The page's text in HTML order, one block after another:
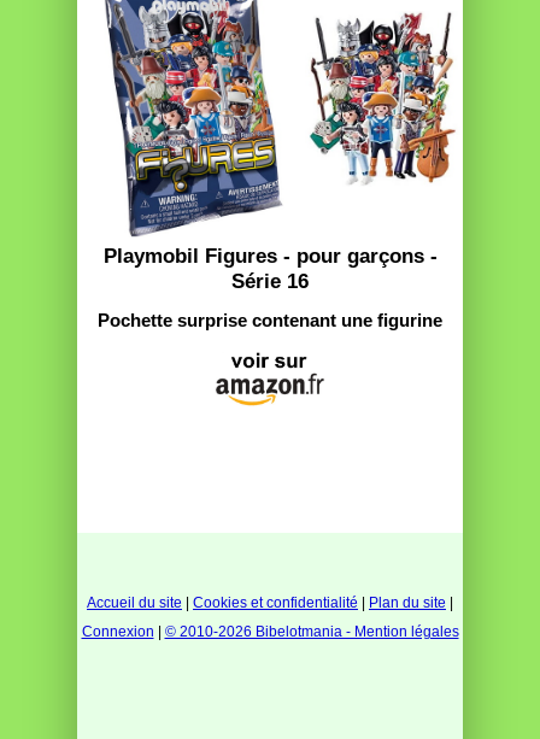
Playmobil Figures - pour garçons -
Série 16
Pochette surprise contenant une figurine
Accueil du site | Cookies et confidentialité | Plan du site |
Connexion | © 2010-2026 Bibelotmania - Mention légales